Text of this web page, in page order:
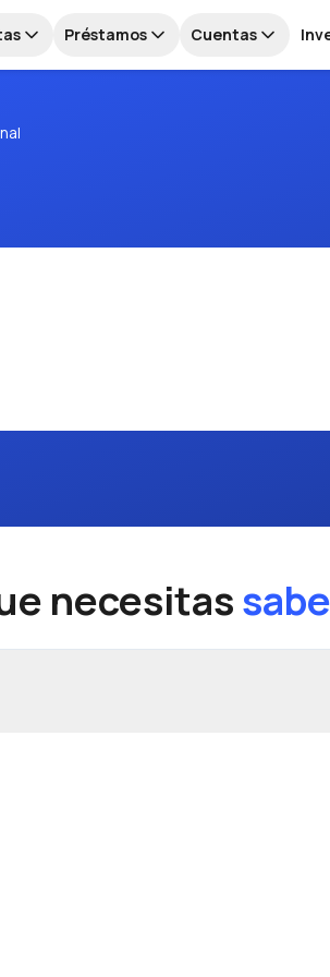
Préstamos Cuentas
necesitas